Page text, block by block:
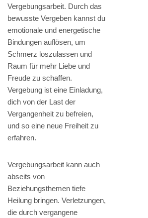
Vergebungsarbeit. Durch das
bewusste Vergeben kannst du
emotionale und energetische
Bindungen auflösen, um
Schmerz loszulassen und
Raum für mehr Liebe und
Freude zu schaffen.
Vergebung ist eine Einladung,
dich von der Last der
Vergangenheit zu befreien,
und so eine neue Freiheit zu
erfahren.
Vergebungsarbeit kann auch
abseits von
Beziehungsthemen tiefe
Heilung bringen. Verletzungen,
die durch vergangene